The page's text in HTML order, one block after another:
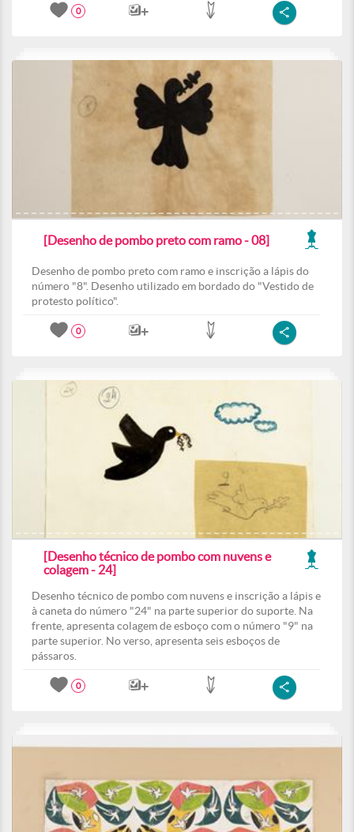
0
[Desenho de pombo preto com ramo - 08]
Desenho de pombo preto com ramo e inscrição a lápis do
número "8". Desenho utilizado em bordado do "Vestido de
protesto político".
0
[Desenho técnico de pombo com nuvens e
colagem - 24]
Desenho técnico de pombo com nuvens e inscrição a lápis e
à caneta do número "24" na parte superior do suporte. Na
frente, apresenta colagem de esboço com o número "9" na
parte superior. No verso, apresenta seis esboços de
pássaros.
0